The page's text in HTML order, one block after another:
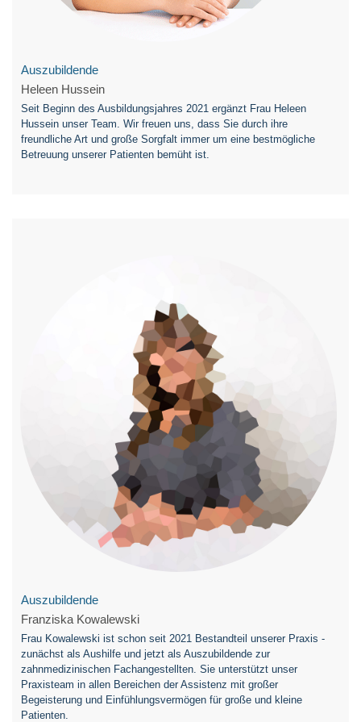
Auszubildende
Heleen Hussein
Seit Beginn des Ausbildungsjahres 2021 ergänzt Frau Heleen
Hussein unser Team. Wir freuen uns, dass Sie durch ihre
freundliche Art und große Sorgfalt immer um eine bestmögliche
Betreuung unserer Patienten bemüht ist.
Auszubildende
Franziska Kowalewski
Frau Kowalewski ist schon seit 2021 Bestandteil unserer Praxis -
zunächst als Aushilfe und jetzt als Auszubildende zur
zahnmedizinischen Fachangestellten. Sie unterstützt unser
Praxisteam in allen Bereichen der Assistenz mit großer
Begeisterung und Einfühlungsvermögen für große und kleine
Patienten.